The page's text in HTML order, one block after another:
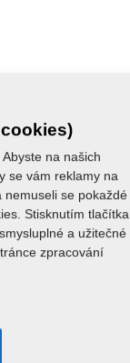
na našich
se vám reklamy na
se pokaždé
Stisknutím tlačítka
a užitečné
zpracování